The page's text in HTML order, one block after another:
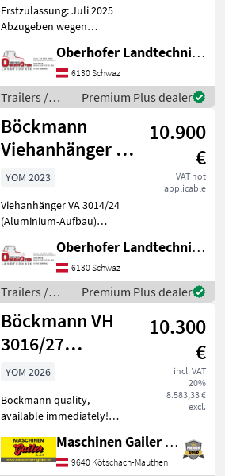
Erstzulassung: Juli 2025
Abzugeben wegen
Daten: Anzahl Tiere: 4 ,
Gesamtgewicht: 3500 kg,
Innenmaße:
4570x2000x2400mm,
Gesamtmaße: 5705
Oberhofer Landtechnik GmbH
6130 Schwaz
Trailers /
Böckmann
Premium Plus dealer
Böckmann
Viehanhänger VA
3014/24 2400kg
10.900
€
VAT not
applicable
YOM 2023
Viehanhänger VA 3014/24
(Aluminium-Aufbau)
2, 400 t +Hinterklappe/1-
Flügeltür (links
angeschlagen)
+Entladeklappe rechts mit
Gummibelag (
Oberhofer Landtechnik GmbH
6130 Schwaz
Trailers /
Böckmann
Premium Plus dealer
Böckmann VH
3016/27
Livestock Trailer
with High
Tarpaulin Body
10.300
€
incl. VAT
20%
8.583,33 €
excl.
YOM 2026
Böckmann quality,
available immediately!
livestock trailer with good
features - Dimensions: 3050
Maschinen Gailer GmbH
9640 Kötschach-Mauthen